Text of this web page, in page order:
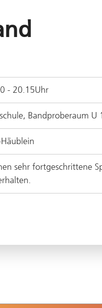
- 20.15Uhr
Bandproberaum U
sehr fortgeschrittene